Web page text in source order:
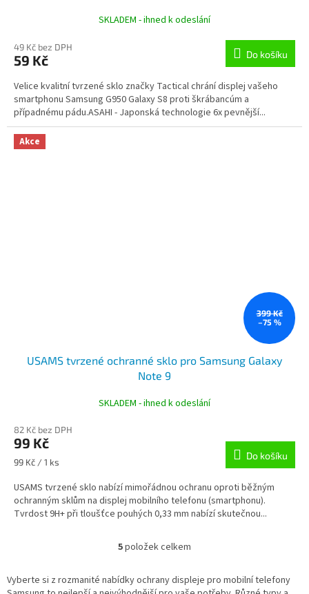
SKLADEM - ihned k odeslání
49 Kč bez DPH
59 Kč Do košíku
Velice kvalitní tvrzené sklo značky Tactical chrání displej vašeho
smartphonu Samsung G950 Galaxy S8 proti škrábancúm a
případnému pádu.ASAHI - Japonská technologie 6x pevnější...
Akce
399 Kč
–75 %
USAMS tvrzené ochranné sklo pro Samsung Galaxy
Note 9
SKLADEM - ihned k odeslání
82 Kč bez DPH
99 Kč
Měrná
99 Kč / 1 ks
Do košíku
USAMS tvrzené sklo nabízí mimořádnou ochranu oproti běžným
ochranným sklům na displej mobilního telefonu (smartphonu).
Tvrdost 9H+ při tloušťce pouhých 0,33 mm nabízí skutečnou...
O
l
5položek celkem
Vyberte si z rozmanité nabídky ochrany displeje pro mobilní telefony